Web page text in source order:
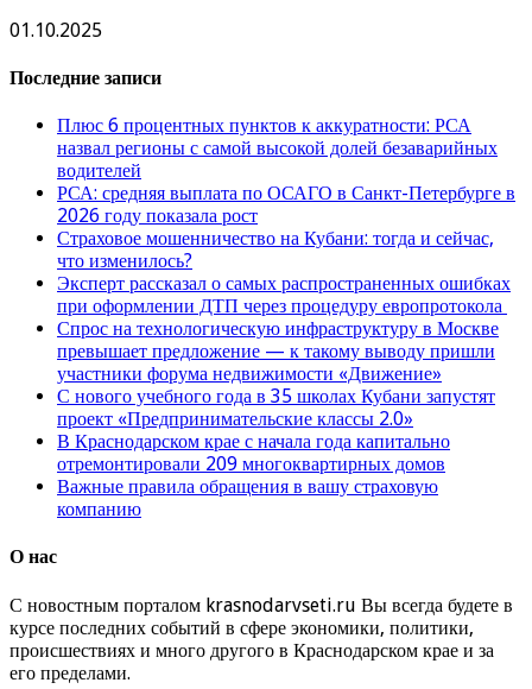
01.10.2025
Последние записи
Плюс 6 процентных пунктов к аккуратности: РСА
назвал регионы с самой высокой долей безаварийных
водителей
РСА: средняя выплата по ОСАГО в Санкт-Петербурге в
2026 году показала рост
Страховое мошенничество на Кубани: тогда и сейчас,
что изменилось?
Эксперт рассказал о самых распространенных ошибках
при оформлении ДТП через процедуру европротокола
Спрос на технологическую инфраструктуру в Москве
превышает предложение — к такому выводу пришли
участники форума недвижимости «Движение»
С нового учебного года в 35 школах Кубани запустят
проект «Предпринимательские классы 2.0»
В Краснодарском крае с начала года капитально
отремонтировали 209 многоквартирных домов
Важные правила обращения в вашу страховую
компанию
О нас
С новостным порталом krasnodarvseti.ru Вы всегда будете в
курсе последних событий в сфере экономики, политики,
происшествиях и много другого в Краснодарском крае и за
его пределами.